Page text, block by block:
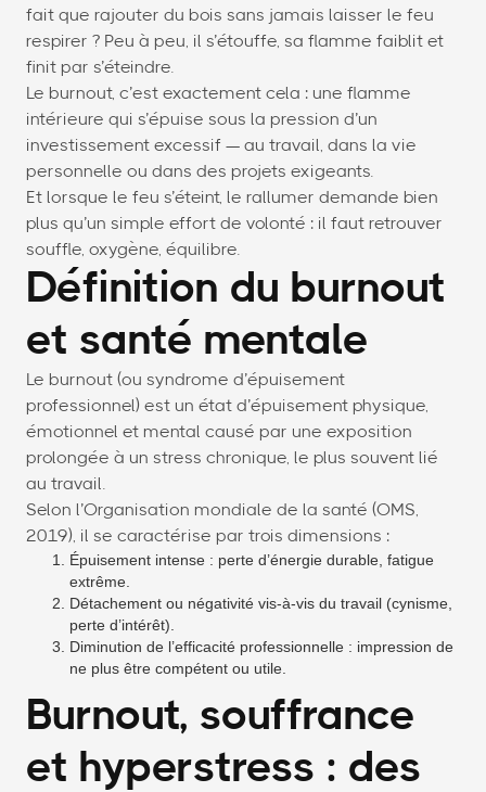
fait que rajouter du bois sans jamais laisser le feu
respirer ? Peu à peu, il s’étouffe, sa flamme faiblit et
finit par s’éteindre.
Le burnout, c’est exactement cela : une flamme
intérieure qui s’épuise sous la pression d’un
investissement excessif — au travail, dans la vie
personnelle ou dans des projets exigeants.
Et lorsque le feu s’éteint, le rallumer demande bien
plus qu’un simple effort de volonté : il faut retrouver
souffle, oxygène, équilibre.
Définition du burnout
et santé mentale
Le burnout (ou syndrome d’épuisement
professionnel) est un état d’épuisement physique,
émotionnel et mental causé par une exposition
prolongée à un stress chronique, le plus souvent lié
au travail.
Selon l’Organisation mondiale de la santé (OMS,
2019), il se caractérise par trois dimensions :
Épuisement intense : perte d’énergie durable, fatigue
extrême.
Détachement ou négativité vis-à-vis du travail (cynisme,
perte d’intérêt).
Diminution de l’efficacité professionnelle : impression de
ne plus être compétent ou utile.
Burnout, souffrance
et hyperstress : des